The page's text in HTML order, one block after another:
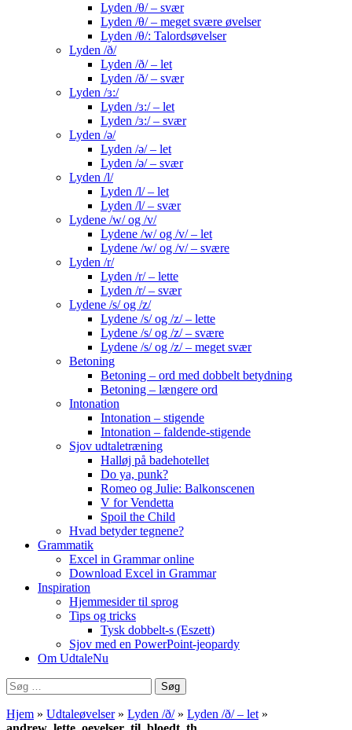
Lyden /θ/ – svær
Lyden /θ/ – meget svære øvelser
Lyden /θ/: Talordsøvelser
Lyden /ð/
Lyden /ð/ – let
Lyden /ð/ – svær
Lyden /ɜ:/
Lyden /ɜ:/ – let
Lyden /ɜ:/ – svær
Lyden /ə/
Lyden /ə/ – let
Lyden /ə/ – svær
Lyden /l/
Lyden /l/ – let
Lyden /l/ – svær
Lydene /w/ og /v/
Lydene /w/ og /v/ – let
Lydene /w/ og /v/ – svære
Lyden /r/
Lyden /r/ – lette
Lyden /r/ – svær
Lydene /s/ og /z/
Lydene /s/ og /z/ – lette
Lydene /s/ og /z/ – svære
Lydene /s/ og /z/ – meget svær
Betoning
Betoning – ord med dobbelt betydning
Betoning – længere ord
Intonation
Intonation – stigende
Intonation – faldende-stigende
Sjov udtaletræning
Halløj på badehotellet
Do ya, punk?
Romeo og Julie: Balkonscenen
V for Vendetta
Spoil the Child
Hvad betyder tegnene?
Grammatik
Excel in Grammar online
Download Excel in Grammar
Inspiration
Hjemmesider til sprog
Tips og tricks
Tysk dobbelt-s (Eszett)
Sjov med en PowerPoint-jeopardy
Om UdtaleNu
Søg
efter:
Hjem » Udtaleøvelser» Lyden /ð/» Lyden /ð/ – let »